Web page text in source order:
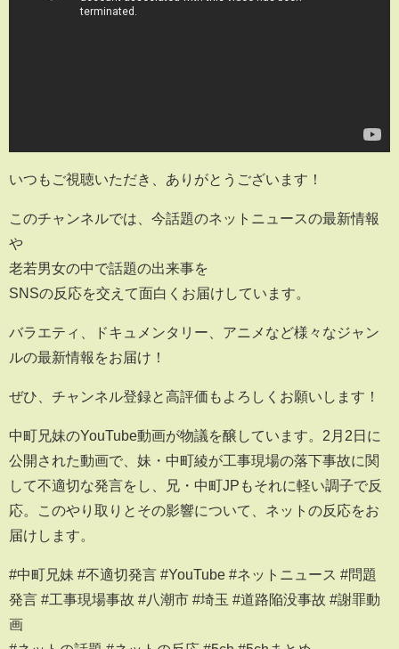
いつもご視聴いただき、ありがとうございます！
このチャンネルでは、今話題のネットニュースの最新情報
や
老若男女の中で話題の出来事を
SNSの反応を交えて面白くお届けしています。
バラエティ、ドキュメンタリー、アニメなど様々なジャン
ルの最新情報をお届け！
ぜひ、チャンネル登録と高評価もよろしくお願いします！
中町兄妹のYouTube動画が物議を醸しています。2月2日に
公開された動画で、妹・中町綾が工事現場の落下事故に関
して不適切な発言をし、兄・中町JPもそれに軽い調子で反
応。このやり取りとその影響について、ネットの反応をお
届けします。
#中町兄妹 #不適切発言 #YouTube #ネットニュース #問題
発言 #工事現場事故 #八潮市 #埼玉 #道路陥没事故 #謝罪動
画